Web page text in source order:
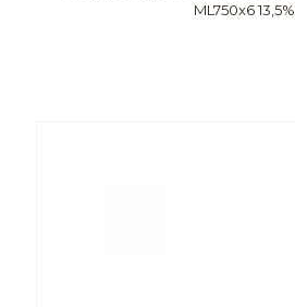
ML750x6 13,5%